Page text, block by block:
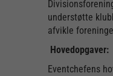
understøtte
afvikle
Hovedopgaver:
Eventchefens